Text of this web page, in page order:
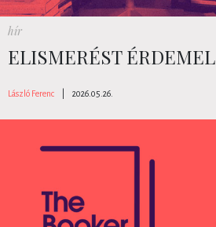
hír
ELISMERÉST ÉRDEMEL
László Ferenc 2026.05.26.